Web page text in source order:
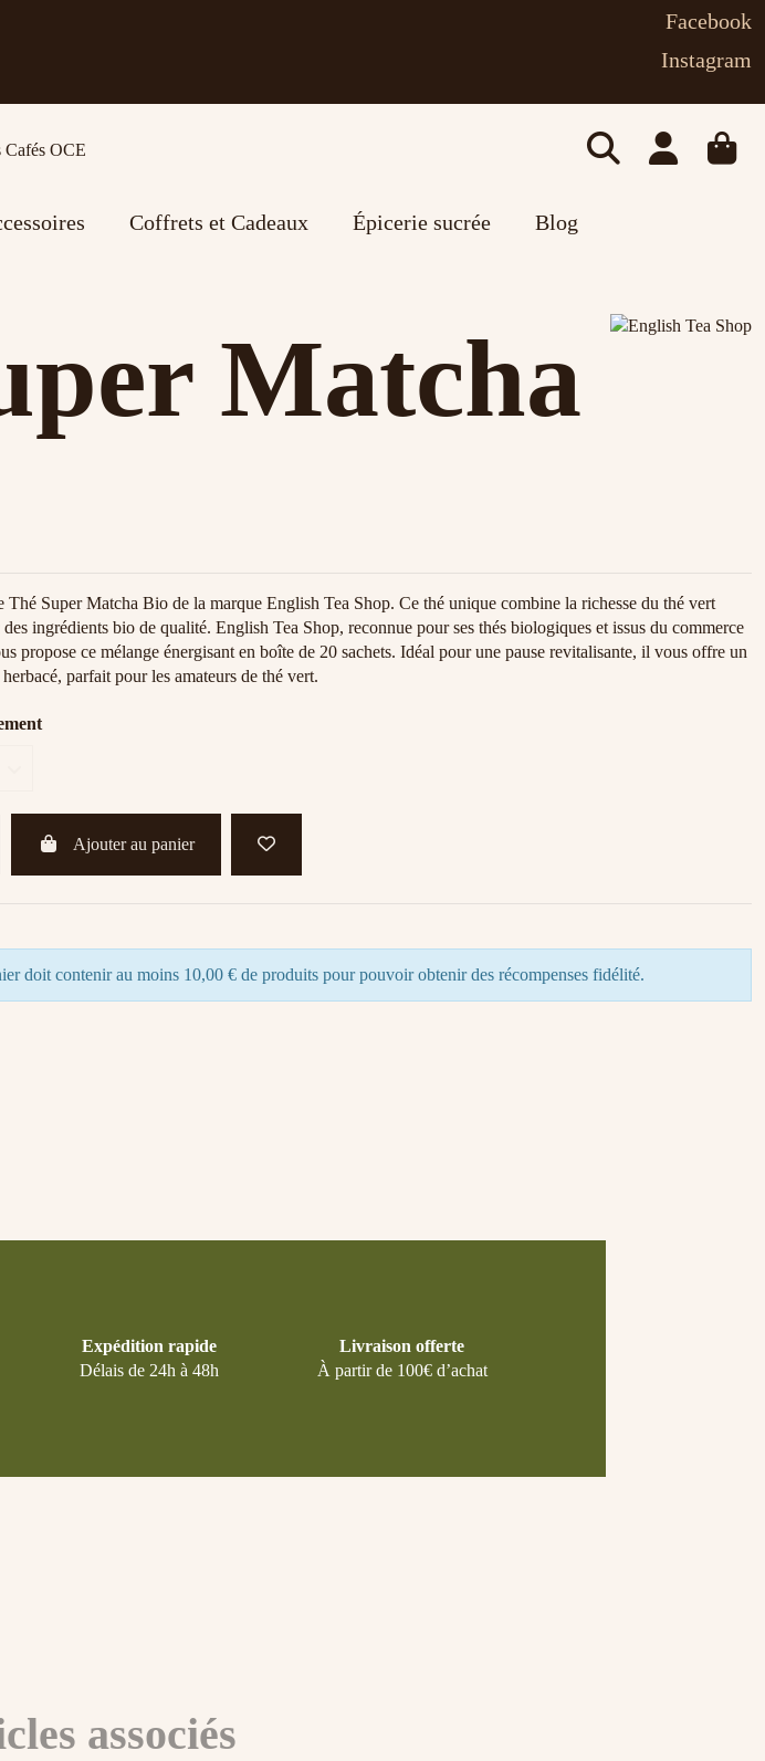
Facebook
Instagram
Coffrets et Cadeaux Épicerie sucrée Blog
Matcha
Thé Super Matcha Bio de la marque English Tea Shop. Ce thé unique combine la richesse du thé vert
ingrédients bio de qualité. English Tea Shop, reconnue pour ses thés biologiques et issus du commerce
propose ce mélange énergisant en boîte de 20 sachets. Idéal pour une pause revitalisante, il vous offre un
parfait pour les amateurs de thé vert.
Ajouter au panier
doit contenir au moins 10,00 € de produits pour pouvoir obtenir des récompenses fidélité.
Expédition rapide
Délais de 24h à 48h
Livraison offerte
À partir de 100€ d’achat
associés